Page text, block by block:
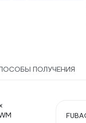
ПОЛУЧЕНИЯ